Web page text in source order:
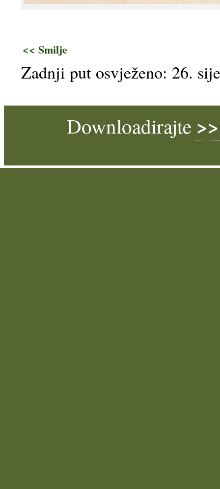
<< Smilje
Zadnji put osvježeno: 26.
Downloadirajte